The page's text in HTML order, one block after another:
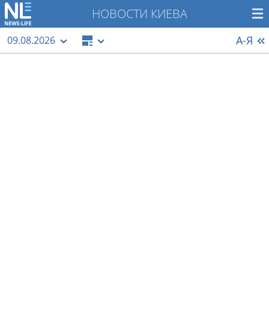
НОВОСТИ КИЕВА
09.08.2026 А-Я